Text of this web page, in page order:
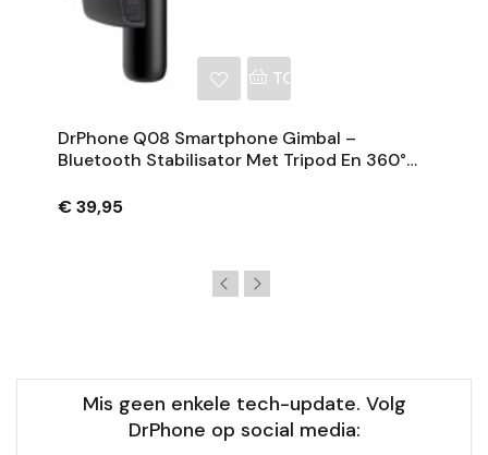
TOEVOEGEN AAN
DrPhone Q08 Smartphone Gimbal –
Bluetooth Stabilisator Met Tripod En 360°
€ 39,95
Mis geen enkele tech-update. Volg
DrPhone op social media: